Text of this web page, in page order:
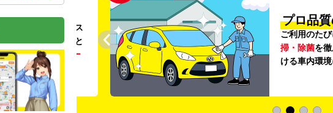
仕組み
。ガソリンス
フラを活用すること
円～という
リー
ます。
プロ品
ご利用のた
掃・除菌を
ける車内環